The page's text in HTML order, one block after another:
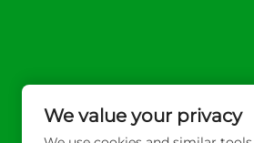
We value your privacy